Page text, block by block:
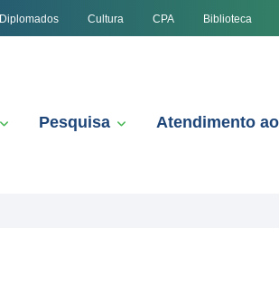
Diplomados Cultura CPA Biblioteca
Pesquisa Atendimento